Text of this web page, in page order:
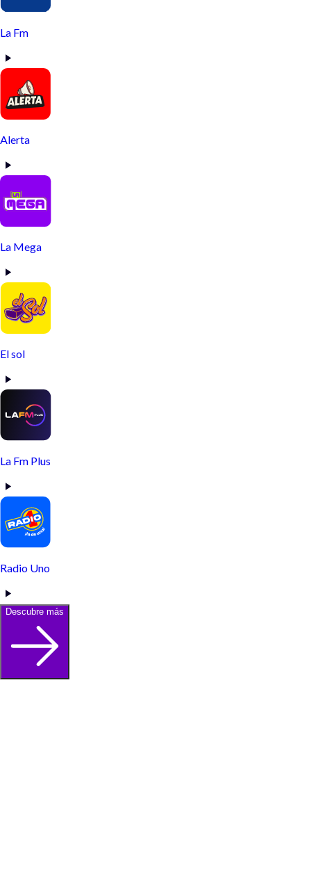
La Fm
Alerta
La Mega
El sol
La Fm Plus
Radio Uno
Descubre más